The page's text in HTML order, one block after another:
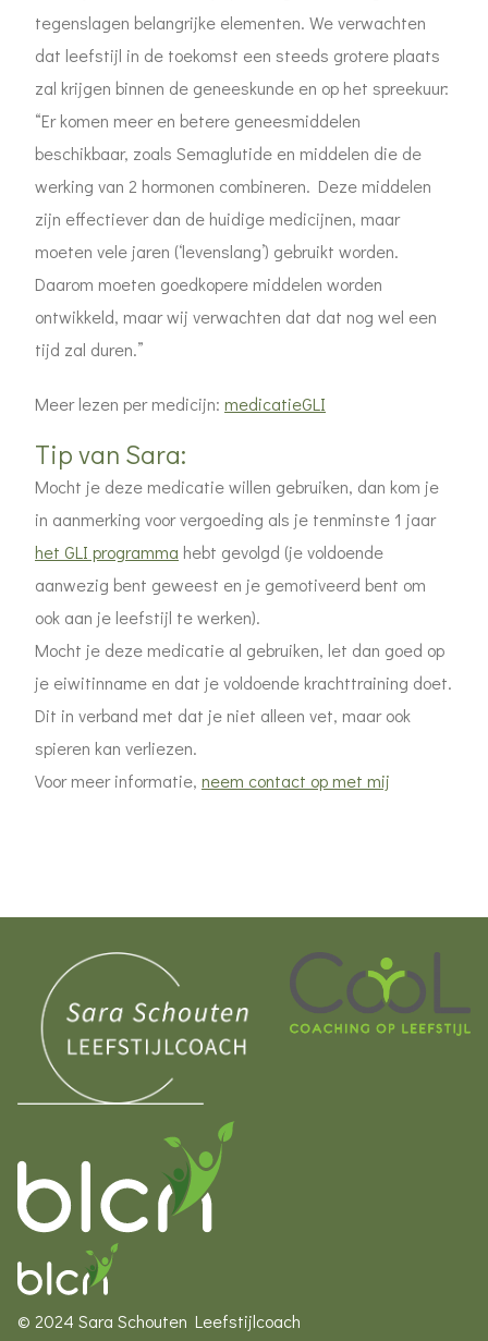
tegenslagen belangrijke elementen. We verwachten
dat leefstijl in de toekomst een steeds grotere plaats
zal krijgen binnen de geneeskunde en op het spreekuur:
“Er komen meer en betere geneesmiddelen
beschikbaar, zoals Semaglutide en middelen die de
werking van 2 hormonen combineren. Deze middelen
zijn effectiever dan de huidige medicijnen, maar
moeten vele jaren (‘levenslang’) gebruikt worden.
Daarom moeten goedkopere middelen worden
ontwikkeld, maar wij verwachten dat dat nog wel een
tijd zal duren.”
Meer lezen per medicijn: medicatieGLI
Tip van Sara:
Mocht je deze medicatie willen gebruiken, dan kom je
in aanmerking voor vergoeding als je tenminste 1 jaar
het GLI programma hebt gevolgd (je voldoende
aanwezig bent geweest en je gemotiveerd bent om
ook aan je leefstijl te werken).
Mocht je deze medicatie al gebruiken, let dan goed op
je eiwitinname en dat je voldoende krachttraining doet.
Dit in verband met dat je niet alleen vet, maar ook
spieren kan verliezen.
Voor meer informatie, neem contact op met mij
© 2024 Sara Schouten Leefstijlcoach